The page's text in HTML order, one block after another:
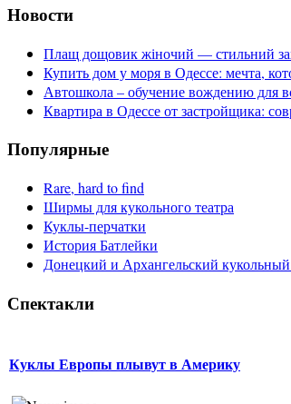
Новости
Плащ дощовик жіночий — стильний
Купить дом у моря в Одессе: мечта,
Автошкола – обучение вождению для
Квартира в Одессе от застройщика:
Популярные
Rare, hard to find
Ширмы для кукольного театра
Куклы-перчатки
История Батлейки
Донецкий и Архангельский кукольный
Спектакли
Куклы Европы плывут в Америку